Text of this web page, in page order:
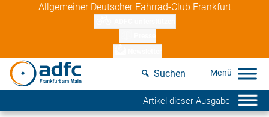
Allgemeiner Deutscher Fahrrad-Club Frankfurt
Suchen
Artikel dieser Ausgabe